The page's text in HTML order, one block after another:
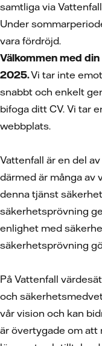
samtliga via
Under
vara fördröjd.
Välkommen med
2025.Vi tar inte
snabbt och enkelt
bifoga ditt CV. Vi tar
webbplats.
Vattenfall är en del
därmed är många av
denna tjänst
säkerhetsprövning
enlighet med
säkerhetsprövning
På Vattenfall
och
vår vision och kan
är övertygade om att